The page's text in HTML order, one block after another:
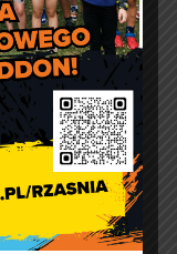
Rząśnia.